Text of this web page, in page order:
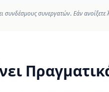
συνδέσμους συνεργατών. Εάν